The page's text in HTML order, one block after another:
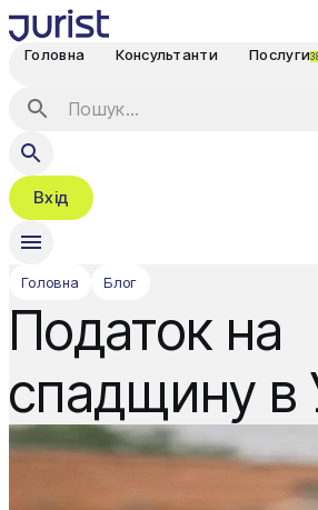
Головна Консультанти Послуги
Вхід
Головна Блог
Податок на
спадщину в